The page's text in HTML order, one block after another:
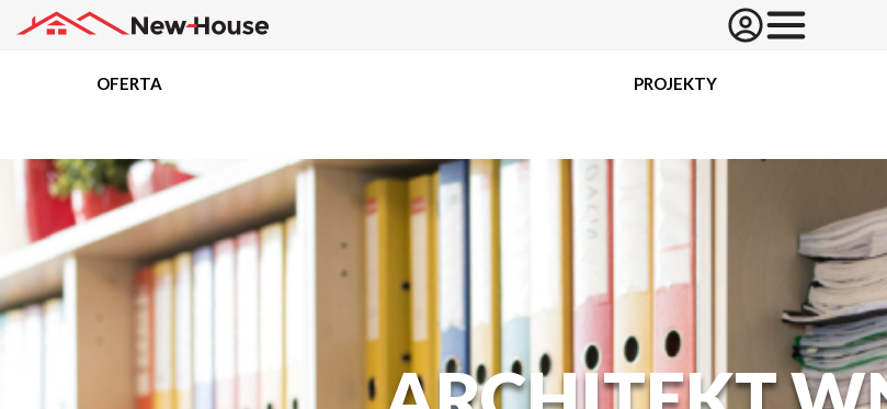
Oferta
Działki
Kredyty
OFERTA PROJEKTY